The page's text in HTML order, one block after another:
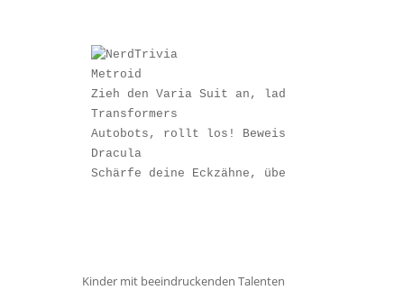
Metroid
Zieh den Varia Suit an, lade den
Transformers
Autobots, rollt los! Beweise, dass dein
Dracula
Schärfe deine Eckzähne, überprüfe den
Kinder mit beeindruckenden Talenten